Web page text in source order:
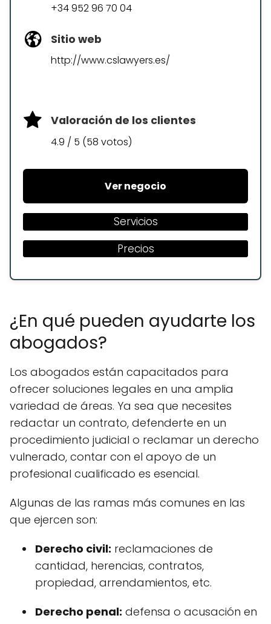
+34 952 96 70 04
Sitio web
http://www.cslawyers.es/
Valoración de los clientes
4.9 / 5 (58 votos)
Ver negocio
Servicios
Precios
¿En qué pueden ayudarte los
abogados?
Los abogados están capacitados para
ofrecer soluciones legales en una amplia
variedad de áreas. Ya sea que necesites
redactar un contrato, defenderte en un
procedimiento judicial o reclamar un derecho
vulnerado, contar con el apoyo de un
profesional cualificado es esencial.
Algunas de las ramas más comunes en las
que ejercen son:
Derecho civil: reclamaciones de
cantidad, herencias, contratos,
propiedad, arrendamientos, etc.
Derecho penal: defensa o acusación en